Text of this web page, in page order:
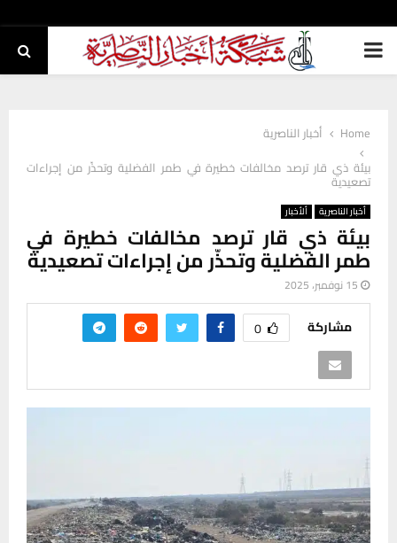
PRIMARY
Home
أخبار الناصرية
بيئة ذي قار ترصد مخالفات خطيرة في طمر الفضلية وتحذّر من إجراءات
تصعيدية
أخبار الناصرية ألأخبار
بيئة ذي قار ترصد مخالفات خطيرة في
طمر الفضلية وتحذّر من إجراءات تصعيدية
15 نوفمبر، 2025
مشاركة 0